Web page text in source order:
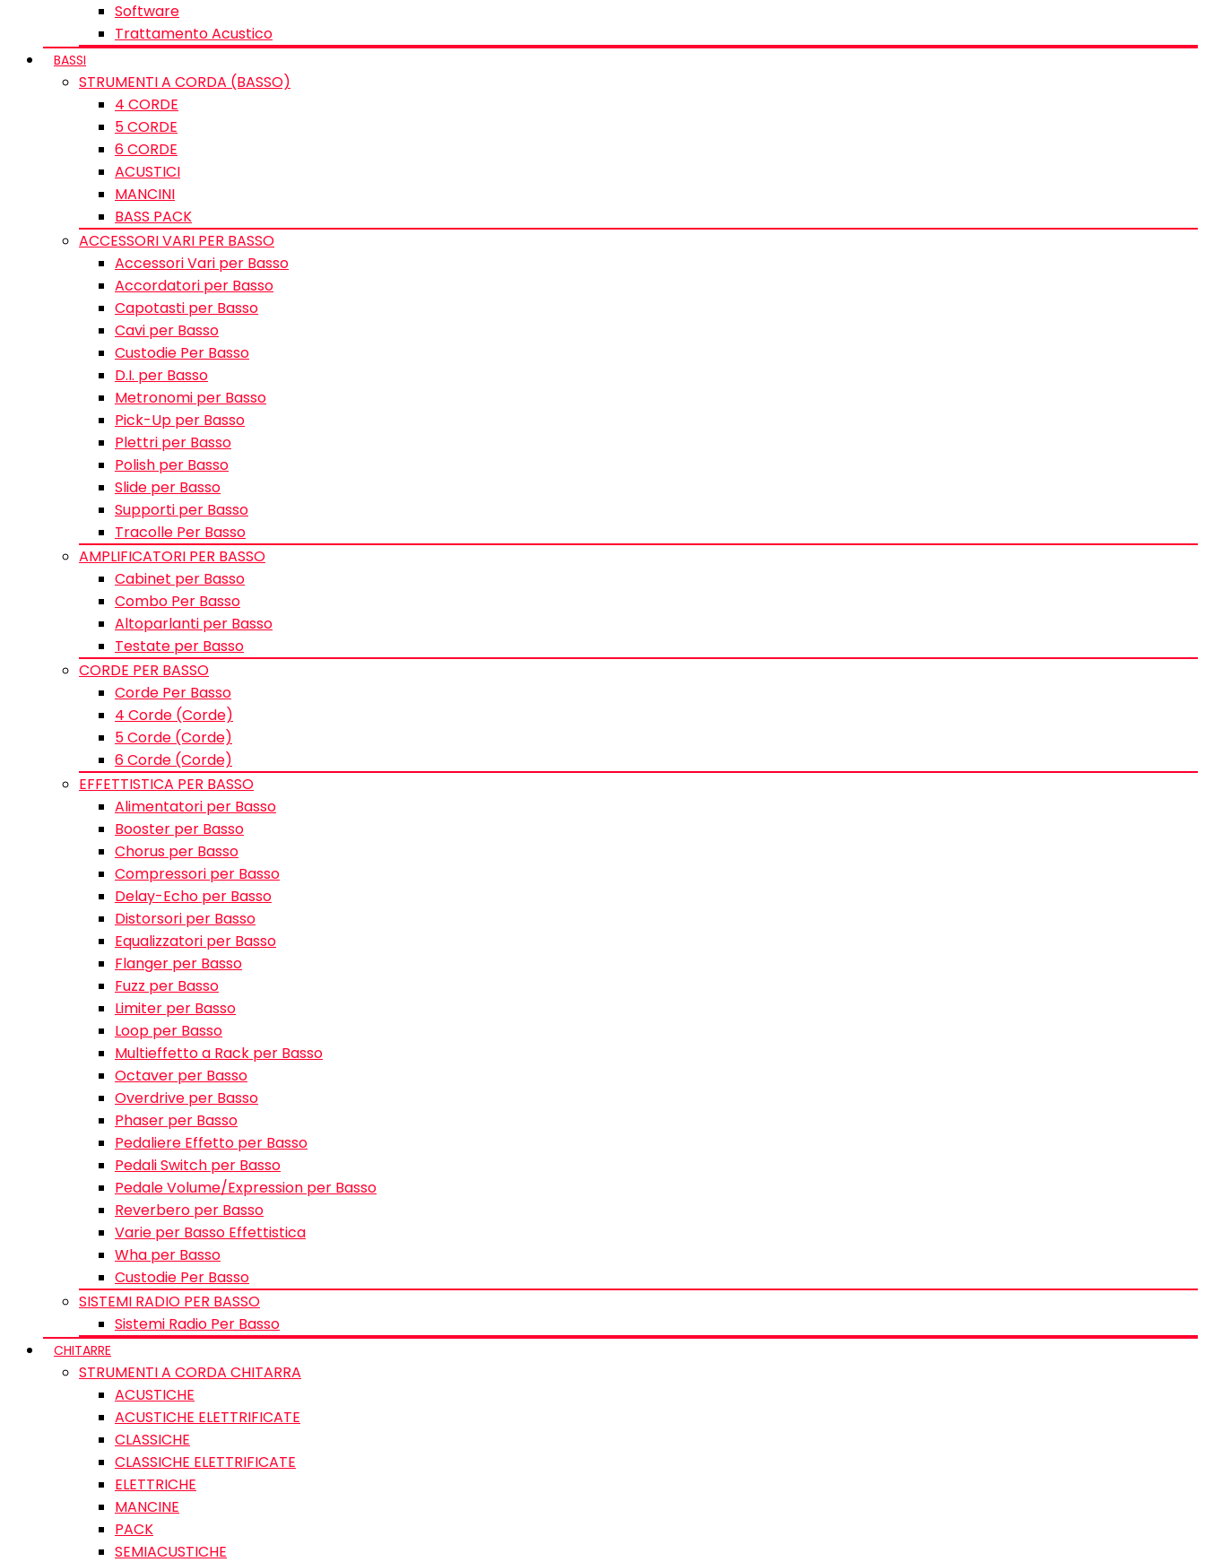
Software
Trattamento Acustico
BASSI
STRUMENTI A CORDA (BASSO)
4 CORDE
5 CORDE
6 CORDE
ACUSTICI
MANCINI
BASS PACK
ACCESSORI VARI PER BASSO
Accessori Vari per Basso
Accordatori per Basso
Capotasti per Basso
Cavi per Basso
Custodie Per Basso
D.I. per Basso
Metronomi per Basso
Pick-Up per Basso
Plettri per Basso
Polish per Basso
Slide per Basso
Supporti per Basso
Tracolle Per Basso
AMPLIFICATORI PER BASSO
Cabinet per Basso
Combo Per Basso
Altoparlanti per Basso
Testate per Basso
CORDE PER BASSO
Corde Per Basso
4 Corde (Corde)
5 Corde (Corde)
6 Corde (Corde)
EFFETTISTICA PER BASSO
Alimentatori per Basso
Booster per Basso
Chorus per Basso
Compressori per Basso
Delay-Echo per Basso
Distorsori per Basso
Equalizzatori per Basso
Flanger per Basso
Fuzz per Basso
Limiter per Basso
Loop per Basso
Multieffetto a Rack per Basso
Octaver per Basso
Overdrive per Basso
Phaser per Basso
Pedaliere Effetto per Basso
Pedali Switch per Basso
Pedale Volume/Expression per Basso
Reverbero per Basso
Varie per Basso Effettistica
Wha per Basso
Custodie Per Basso
SISTEMI RADIO PER BASSO
Sistemi Radio Per Basso
CHITARRE
STRUMENTI A CORDA CHITARRA
ACUSTICHE
ACUSTICHE ELETTRIFICATE
CLASSICHE
CLASSICHE ELETTRIFICATE
ELETTRICHE
MANCINE
PACK
SEMIACUSTICHE